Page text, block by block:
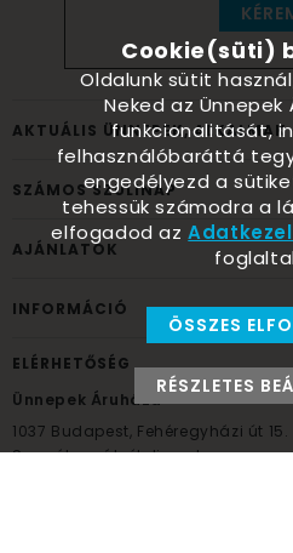
AKTUÁLIS ÜNNEPEK, ALKALMAK
SZÁMOS SZÜLINAP
AJÁNLATOK
INFORMÁCIÓ
ELÉRHETŐSÉG
Ünnepek Áruháza
1037 Budapest, Fehéregyházi út 15.
Személyes átvételi pont
Cookie(süti)
Oldalunk sütit
Neked az Ünnepek
funkcionalitását,
felhasználóbaráttá
engedélyezd a
tehessük számodra a
elfogadod az
ÖSSZES
RÉSZLETES